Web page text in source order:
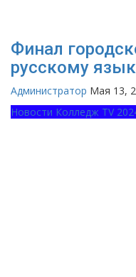
Финал
русскому
Администратор Мая 13,
Новости Колледж TV